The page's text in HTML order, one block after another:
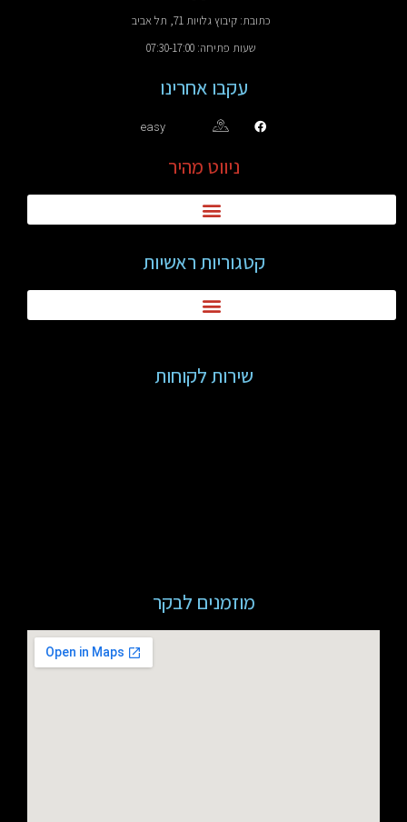
כתובת: קיבוץ גלויות 71, תל אביב
שעות פתיחה: 07:30-17:00
עקבו אחרינו
easy
ניווט מהיר
קטגוריות ראשיות
שירות לקוחות
מוזמנים לבקר